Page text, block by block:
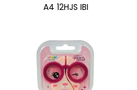
A4 12HJS IBI